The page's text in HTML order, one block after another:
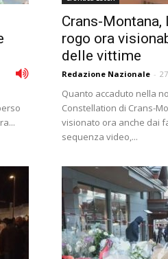
Crans-
rogo ora
delle vittime
Redazione Nazionale -
Quanto accaduto nella
Constellation di Crans-
visionato ora anche dai
sequenza video,...